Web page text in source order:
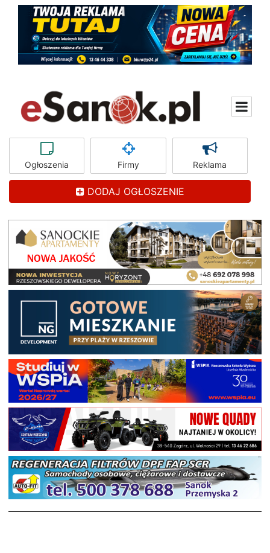
Ogłoszenia Firmy Reklama
DODAJ OGŁOSZENIE